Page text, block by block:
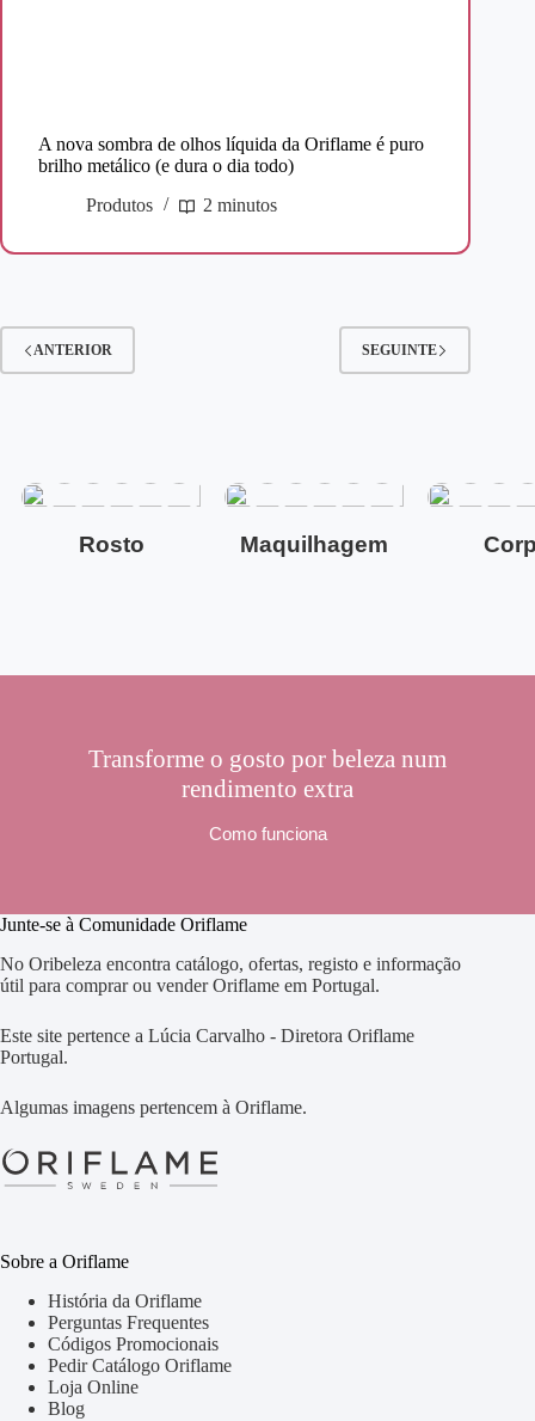
A nova sombra de olhos líquida da Oriflame é puro
brilho metálico (e dura o dia todo)
Produtos
2 minutos
ANTERIOR SEGUINTE
Rosto Maquilhagem
Transforme o gosto por beleza num
rendimento extra
Como funciona
Junte-se à Comunidade Oriflame
No Oribeleza encontra catálogo, ofertas, registo e informação
útil para comprar ou vender Oriflame em Portugal.
Este site pertence a Lúcia Carvalho - Diretora Oriflame
Portugal.
Algumas imagens pertencem à Oriflame.
Sobre a Oriflame
História da Oriflame
Perguntas Frequentes
Códigos Promocionais
Pedir Catálogo Oriflame
Loja Online
Blog